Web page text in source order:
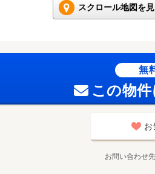
スクロール地図を
無
この物
お
お問い合わせ先